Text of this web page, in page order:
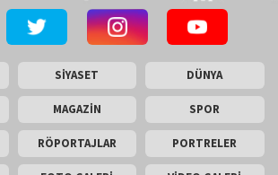
SİYASET DÜNYA
MAGAZİN SPOR
RÖPORTAJLAR PORTRELER